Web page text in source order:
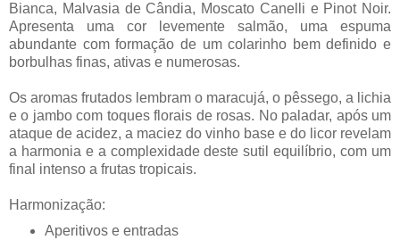
Bianca, Malvasia de Cândia, Moscato Canelli e Pinot Noir.
Apresenta uma cor levemente salmão, uma espuma
abundante com formação de um colarinho bem definido e
borbulhas finas, ativas e numerosas.
Os aromas frutados lembram o maracujá, o pêssego, a lichia
e o jambo com toques florais de rosas. No paladar, após um
ataque de acidez, a maciez do vinho base e do licor revelam
a harmonia e a complexidade deste sutil equilíbrio, com um
final intenso a frutas tropicais.
Harmonização:
Aperitivos e entradas